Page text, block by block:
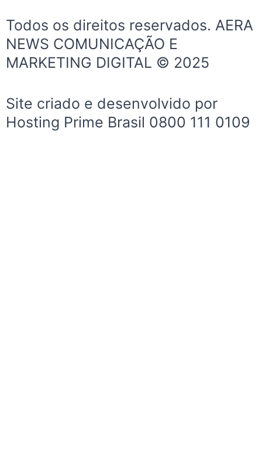
e
b
o
o
f
t
a
g
r
t
u
b
e
Todos os direitos reservados. AERA
NEWS COMUNICAÇÃO E
MARKETING DIGITAL © 2025
Site criado e desenvolvido por
Hosting Prime Brasil 0800 111 0109